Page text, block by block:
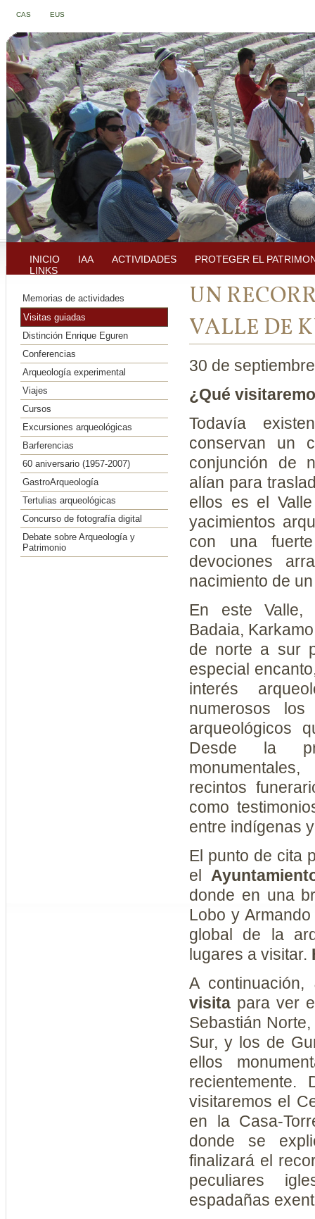
INICIO IAA ACTIVIDADES
PROTEGER EL
LINKS
CAS EUS
Memorias de actividades
Visitas guiadas
Distinción Enrique Eguren
Conferencias
Arqueología experimental
Viajes
Cursos
Excursiones arqueológicas
Barferencias
60 aniversario (1957-2007)
GastroArqueología
Tertulias arqueológicas
Concurso de fotografía digital
Debate sobre Arqueología y
Patrimonio
UN
VALLE DE
30 de
¿Qué
Todavía
conservan un
conjunción de
alían para
ellos es el
yacimientos
con una
devociones
nacimiento de
En este
Badaia,
de norte a sur
especial
interés
numerosos los
arqueológicos
Desde la
recintos
como
entre indígenas
El punto de cita
el
donde en una
Lobo y
global de la
lugares a visitar.
A continuación,
visita para ver
Sebastián
Sur, y los de
ellos
recientemente.
visitaremos el
en la Casa-
donde se
finalizará el
peculiares
espadañas